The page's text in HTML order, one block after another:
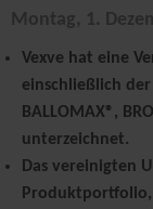
Montag, 1.
Vexve hat eine
einschließlich
BALLOMAX®,
unterzeichnet.
Das vereinigten